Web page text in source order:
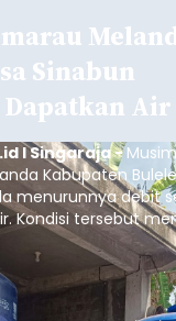
Sinabun
I Singaraja -
Kabupaten
menurunnya debit
Kondisi tersebut
desa mulai
air bersih,
kebutuhan mandi,
yang dialami